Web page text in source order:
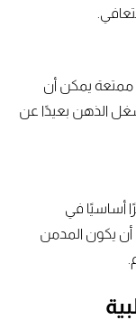
يمكن أن
الذهن بعيدًا عن
أساسيًا في
يكون المدمن